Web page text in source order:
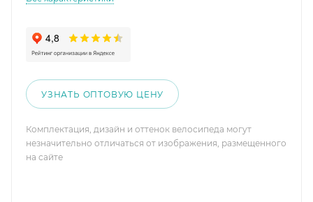
УЗНАТЬ ОПТОВУЮ ЦЕНУ
Комплектация, дизайн и оттенок велосипеда могут
незначительно отличаться от изображения, размещенного
на сайте